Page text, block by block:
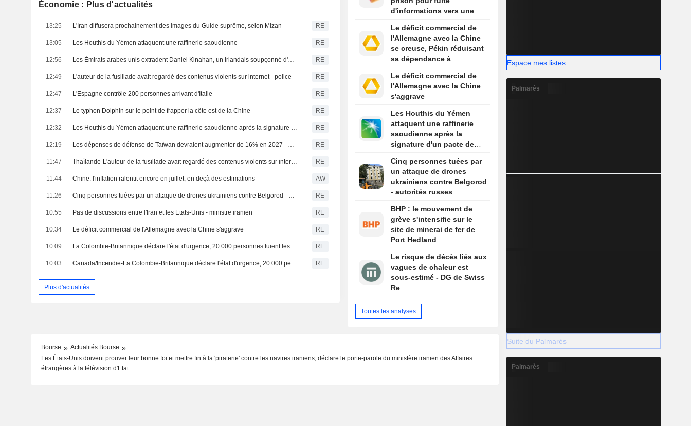
Économie : Plus d'actualités
13:25 L'Iran diffusera prochainement des images du Guide suprême, selon Mizan RE
13:05 Les Houthis du Yémen attaquent une raffinerie saoudienne RE
12:56 Les Émirats arabes unis extradent Daniel Kinahan, un Irlandais soupçonné d'être à la tête d'un gang criminel RE
12:49 L'auteur de la fusillade avait regardé des contenus violents sur internet - police RE
12:47 L'Espagne contrôle 200 personnes arrivant d'Italie RE
12:37 Le typhon Dolphin sur le point de frapper la côte est de la Chine RE
12:32 Les Houthis du Yémen attaquent une raffinerie saoudienne après la signature d'un pacte de défense par le Royaume RE
12:19 Les dépenses de défense de Taïwan devraient augmenter de 16% en 2027 - médias RE
11:47 Thaïlande-L'auteur de la fusillade avait regardé des contenus violents sur internet - police RE
11:44 Chine: l'inflation ralentit encore en juillet, en deçà des estimations AW
11:26 Cinq personnes tuées par un attaque de drones ukrainiens contre Belgorod - autorités russes RE
10:55 Pas de discussions entre l'Iran et les Etats-Unis - ministre iranien RE
10:34 Le déficit commercial de l'Allemagne avec la Chine s'aggrave RE
10:09 La Colombie-Britannique déclare l'état d'urgence, 20.000 personnes fuient les flammes RE
10:03 Canada/Incendie-La Colombie-Britannique déclare l'état d'urgence, 20.000 personnes fuient les flammes RE
Plus d'actualités
d'informations vers une
Yonhap
Le déficit commercial de
l'Allemagne avec la Chine
se creuse, Pékin réduisant
sa dépendance à
Le déficit commercial de
l'Allemagne avec la Chine
s'aggrave
Les Houthis du Yémen
attaquent une raffinerie
saoudienne après la
signature d'un pacte de
Cinq personnes tuées par
un attaque de drones
ukrainiens contre Belgorod
- autorités russes
BHP : le mouvement de
grève s'intensifie sur le
site de minerai de fer de
Port Hedland
Le risque de décès liés aux
vagues de chaleur est
sous-estimé - DG de Swiss
Re
Toutes les analyses
Bourse
Actualités Bourse
Les États-Unis doivent prouver leur bonne foi et mettre fin à la 'piraterie' contre les navires iraniens, déclare le porte-parole du ministère iranien des Affaires
étrangères à la télévision d'Etat
Espace mes listes
Palmarès
Suite du Palmarès
Palmarès